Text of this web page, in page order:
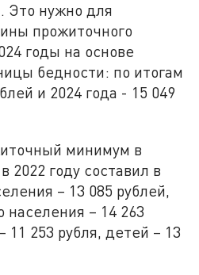
Это нужно для
прожиточного
годы на основе
бедности: по итогам
и 2024 года - 15 049
минимум в
2022 году составил в
– 13 085 рублей,
населения – 14 263
11 253 рубля, детей – 13